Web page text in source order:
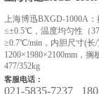
上海博迅BXGD-1000A
≤±0.5℃，温度均匀性（
≥0.7℃/min，内胆尺寸(长/
1200×1980×2100mm，
477/352kg
客服电话：
021-5835-7237